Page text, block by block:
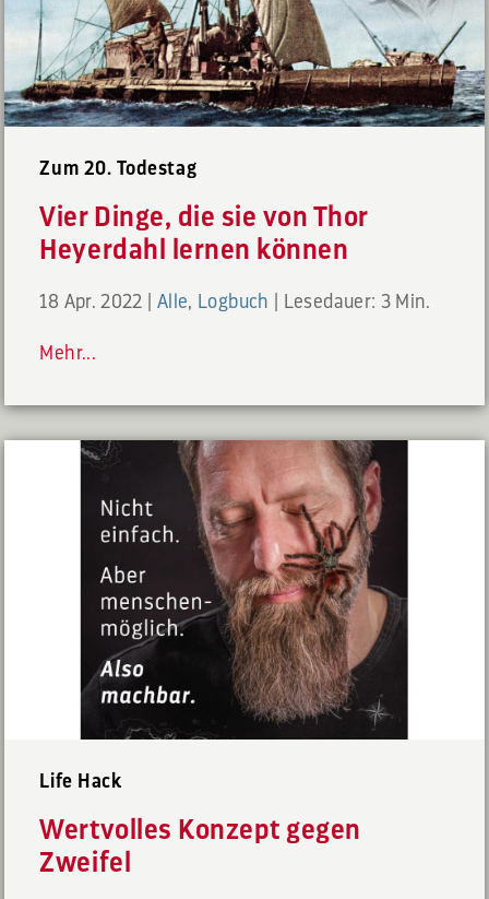
Zum 20. Todestag
Vier Dinge, die sie von Thor
Heyerdahl lernen können
18 Apr. 2022 Alle, Logbuch Lesedauer: 3 Min.
Mehr...
Life Hack
Wertvolles Konzept gegen
Zweifel